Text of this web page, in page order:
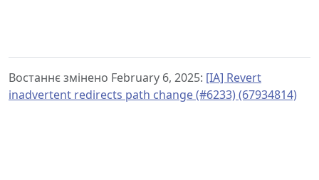
Востаннє змінено February 6, 2025: [IA] Revert
inadvertent redirects path change (#6233) (67934814)